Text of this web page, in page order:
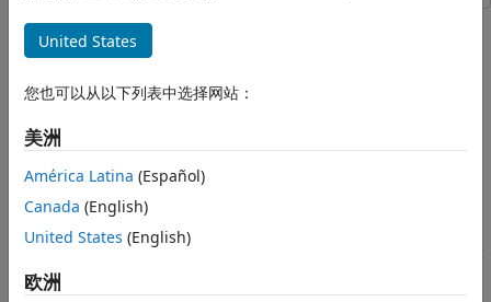
自定义模块的代码生成
集成实现 N 维表查找的外部 C 函数
提供已有函数设定
生成 S-Function 以进行仿真
编译生成的 S-Function 以进行仿真
生成 TLC 模块文件以进行代码生成
生成 rtwmakecfg.m 文件以进行代码生成
生成封装的 S-Function 模块以调用生成的 S-
Function
通过使用代码继承工具，集成实现 N 维表查找的已有 C 函数。
生成在仿真过程中调用现有代码的 C-MEX S-Function。
编译生成的 S-Function 以进行仿真。
生成 TLC 模块文件和可选的
United States
您也可以从以下列表中选择网站：
美洲
América Latina (Español)
Canada (English)
United States (English)
欧洲